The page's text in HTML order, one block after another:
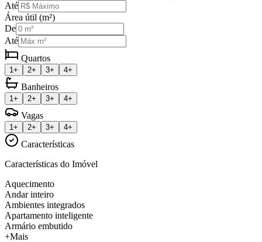
Até
Área útil (m²)
De
Até
Quartos
1+ 2+ 3+ 4+
Banheiros
1+ 2+ 3+ 4+
Vagas
1+ 2+ 3+ 4+
Características
Características do Imóvel
Aquecimento
Andar inteiro
Ambientes integrados
Apartamento inteligente
Armário embutido
+Mais